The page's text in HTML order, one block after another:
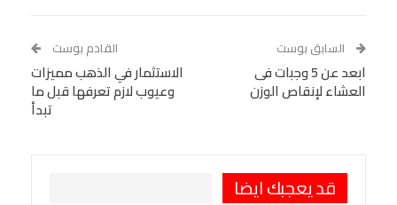
Tumblr
البريد الإلكتروني
StumbleUpon
VK
Digg
LINE
BlackBerry
Viber
السابق بوست
ابعد عن 5 وجبات فى
العشاء لإنقاص الوزن
القادم بوست
الاستثمار في الذهب مميزات
وعيوب لازم تعرفها قبل ما
تبدأ
قد يعجبك ايضا